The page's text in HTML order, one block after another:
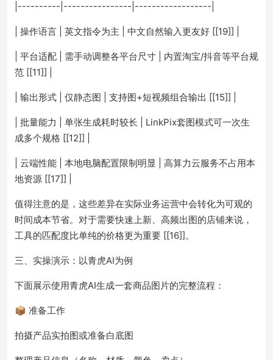
|----------|----------------|------------------|
| 操作语言 | 英文指令为主 | 中文自然输入更友好 [[19]] |
| 平台适配 | 需手动调整各平台尺寸 | 内置淘宝/抖音等平台规
范 [[11]] |
| 输出形式 | 仅静态图 | 支持图+短视频组合输出 [[15]] |
| 批量能力 | 单张生成耗时较长 | LinkPix套图模式可一次生
成多个规格 [[12]] |
| 云端性能 | 本地电脑配置限制明显 | 高算力云服务不占用本
地资源 [[17]] |
值得注意的是，这些差异在实际业务运营中会转化为可观的
时间成本节省。对于需要快速上新、高频出图的店铺来说，
工具的匹配度比单纯的价格更为重要 [[16]]。
三、实操演示：以青虎AI为例
下面展示使用青虎AI生成一套商品图片的完整流程：
📦 准备工作
拍摄产品实拍图或准备白底图